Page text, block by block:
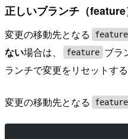
正しいブランチ（
変更の移動先となる feature
ない場合は、 feature ブラ
ランチで変更をリセットす
変更の移動先となる feature